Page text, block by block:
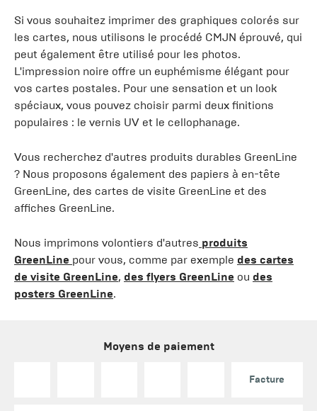
Si vous souhaitez imprimer des graphiques colorés sur
les cartes, nous utilisons le procédé CMJN éprouvé, qui
peut également être utilisé pour les photos.
L'impression noire offre un euphémisme élégant pour
vos cartes postales. Pour une sensation et un look
spéciaux, vous pouvez choisir parmi deux finitions
populaires : le vernis UV et le cellophanage.
Vous recherchez d'autres produits durables GreenLine
? Nous proposons également des papiers à en-tête
GreenLine, des cartes de visite GreenLine et des
affiches GreenLine.
Nous imprimons volontiers d'autres produits
GreenLine pour vous, comme par exemple des cartes
de visite GreenLine, des flyers GreenLine ou des
posters GreenLine.
Moyens de paiement
Facture